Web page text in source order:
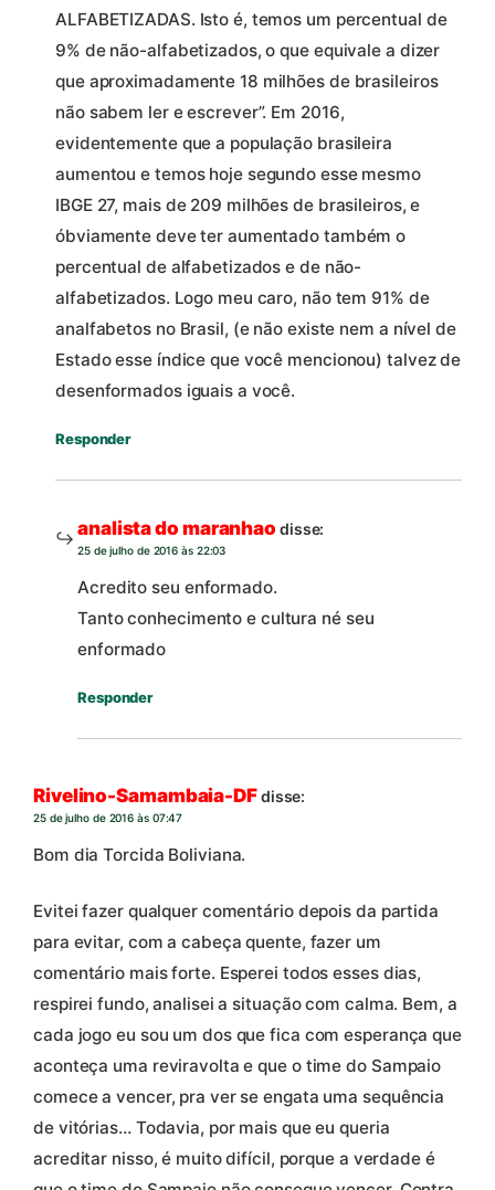
ALFABETIZADAS. Isto é, temos um percentual de
9% de não-alfabetizados, o que equivale a dizer
que aproximadamente 18 milhões de brasileiros
não sabem ler e escrever”. Em 2016,
evidentemente que a população brasileira
aumentou e temos hoje segundo esse mesmo
IBGE 27, mais de 209 milhões de brasileiros, e
óbviamente deve ter aumentado também o
percentual de alfabetizados e de não-
alfabetizados. Logo meu caro, não tem 91% de
analfabetos no Brasil, (e não existe nem a nível de
Estado esse índice que você mencionou) talvez de
desenformados iguais a você.
Responder
analista do maranhao disse:
25 de julho de 2016 às 22:03
Acredito seu enformado.
Tanto conhecimento e cultura né seu
enformado
Responder
Rivelino-Samambaia-DFdisse:
25 de julho de 2016 às 07:47
Bom dia Torcida Boliviana.
Evitei fazer qualquer comentário depois da partida
para evitar, com a cabeça quente, fazer um
comentário mais forte. Esperei todos esses dias,
respirei fundo, analisei a situação com calma. Bem, a
cada jogo eu sou um dos que fica com esperança que
aconteça uma reviravolta e que o time do Sampaio
comece a vencer, pra ver se engata uma sequência
de vitórias… Todavia, por mais que eu queria
acreditar nisso, é muito difícil, porque a verdade é